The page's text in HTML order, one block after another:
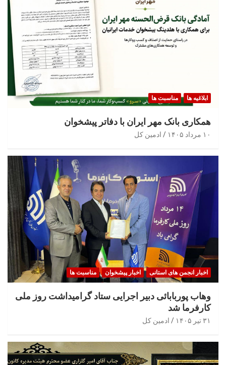
ابلاغیه ها مناسبت ها
همکاری بانک مهر ایران با دفاتر پیشخوان
۱۰ مرداد ۱۴۰۵ ادمین کل
اخبار انجمن های استانی اخبار پیشخوان مناسبت ها
وهاب پوربابائی دبیر اجرایی ستاد گرامیداشت روز ملی
کارفرما شد
۳۱ تیر ۱۴۰۵ ادمین کل